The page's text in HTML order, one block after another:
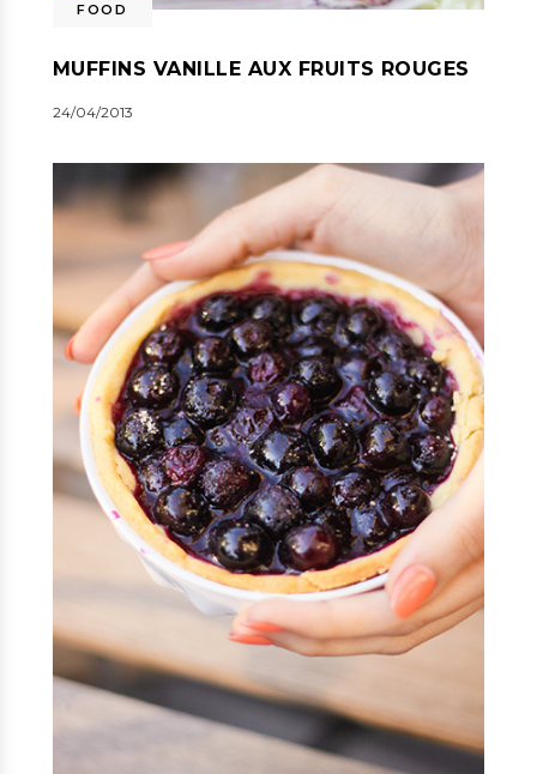
FOOD
MUFFINS VANILLE AUX FRUITS ROUGES
24/04/2013